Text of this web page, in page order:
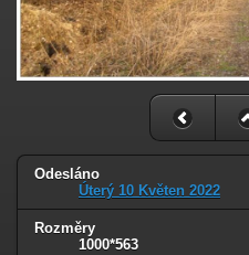
Odesláno
Úterý 10 Květen 2022
Rozměry
1000*563